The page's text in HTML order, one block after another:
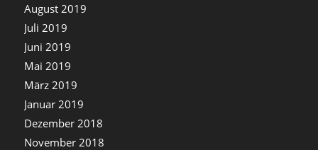
August 2019
Juli 2019
Juni 2019
Mai 2019
März 2019
Januar 2019
Dezember 2018
November 2018